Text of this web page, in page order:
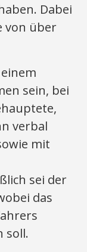
Dabei
von über
sein, bei
verbal
mit
sei der
das
soll.